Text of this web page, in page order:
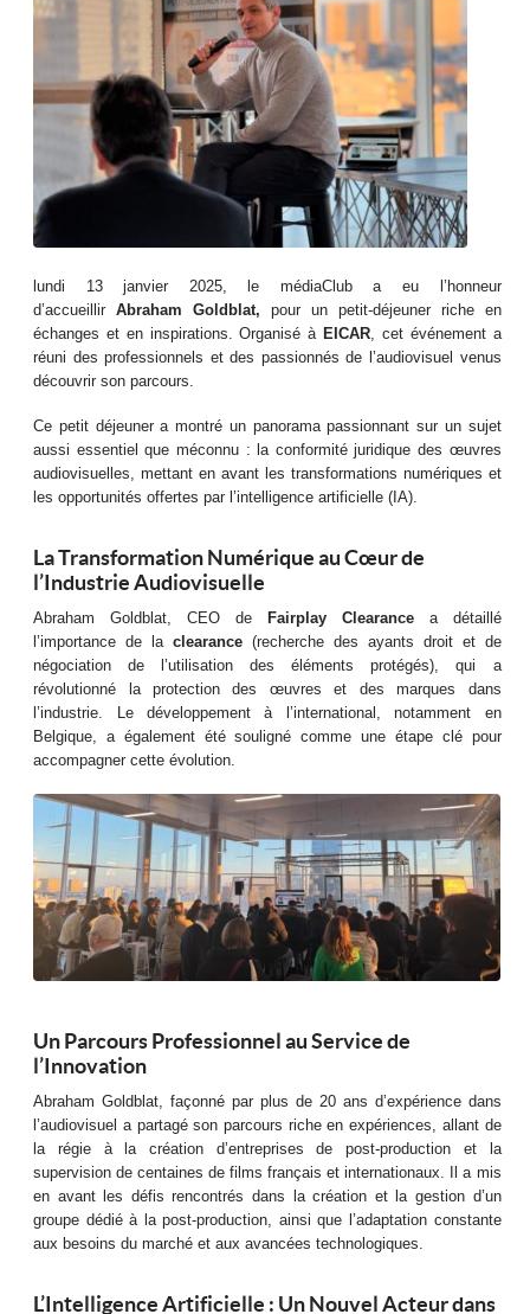
lundi 13 janvier 2025, le médiaClub a eu l’honneur
d’accueillirAbraham Goldblat, pour un petit-déjeuner riche en
échanges et en inspirations. Organisé à EICAR, cet événement a
réuni des professionnels et des passionnés de l’audiovisuel venus
découvrir son parcours.
Ce petit déjeuner a montré un panorama passionnant sur un sujet
aussi essentiel que méconnu : la conformité juridique des œuvres
audiovisuelles, mettant en avant les transformations numériques et
les opportunités offertes par l’intelligence artificielle (IA).
La Transformation Numérique au Cœur de
l’Industrie Audiovisuelle
Abraham Goldblat, CEO de Fairplay Clearance a détaillé
l’importance de la clearance (recherche des ayants droit et de
négociation de l’utilisation des éléments protégés), qui a
révolutionné la protection des œuvres et des marques dans
l’industrie. Le développement à l’international, notamment en
Belgique, a également été souligné comme une étape clé pour
accompagner cette évolution.
Un Parcours Professionnel au Service de
l’Innovation
Abraham Goldblat, façonné par plus de 20 ans d’expérience dans
l’audiovisuel a partagé son parcours riche en expériences, allant de
la régie à la création d’entreprises de post-production et la
supervision de centaines de films français et internationaux. Il a mis
en avant les défis rencontrés dans la création et la gestion d’un
groupe dédié à la post-production, ainsi que l’adaptation constante
aux besoins du marché et aux avancées technologiques.
L’Intelligence Artificielle : Un Nouvel Acteur dans